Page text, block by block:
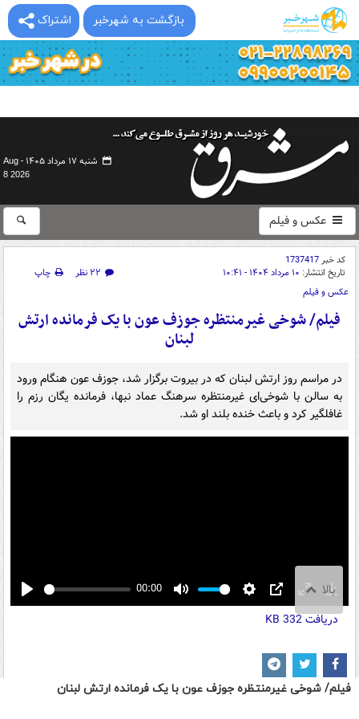
اشتراک بازگشت به شهرخبر
فیلم/ شوخی غیرمنتظره جوزف عون با یک فرمانده ارتش لبنان